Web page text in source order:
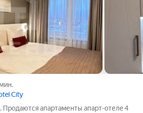
City
Прoдаютcя aпapтаменты апарт-oтелe 4